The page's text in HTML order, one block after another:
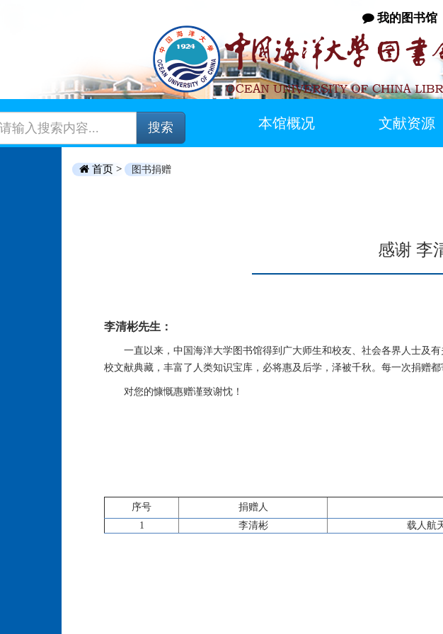
我的图书馆
搜索 本馆概况 文献资源
首页 > 图书捐赠
感谢 李
李清彬先生：
一直以来，中国海洋大学图书馆得到广大师生和校友、社会各界人士及
校文献典藏，丰富了人类知识宝库，必将惠及后学，泽被千秋。每一次捐赠
对您的慷慨惠赠谨致谢忱！
序号 捐赠人
1
李清彬 载人航